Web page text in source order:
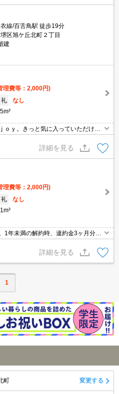
線/百舌鳥駅 徒歩19分
区旭ケ丘北町２丁目
建
理費等：2,000円)
礼
なし
ｏｙ。きっと気に入っていただける
詳細を見る
理費等：2,000円)
礼
なし
1年未満の解約時、違約金3ヶ月分発
詳細を見る
1
変更する